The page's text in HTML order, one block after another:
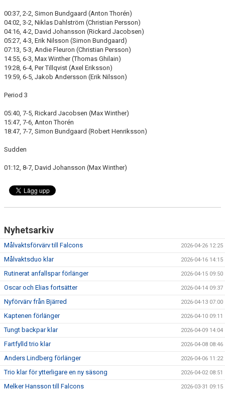
00:37, 2-2, Simon Bundgaard (Anton Thorén)
04:02, 3-2, Niklas Dahlström (Christian Persson)
04:16, 4-2, David Johansson (Rickard Jacobsen)
05:27, 4-3, Erik Nilsson (Simon Bundgaard)
07:13, 5-3, Andie Fleuron (Christian Persson)
14:55, 6-3, Max Winther (Thomas Ghilain)
19:28, 6-4, Per Tillqvist (Axel Eriksson)
19:59, 6-5, Jakob Andersson (Erik Nilsson)
Period 3
05:40, 7-5, Rickard Jacobsen (Max Winther)
15:47, 7-6, Anton Thorén
18:47, 7-7, Simon Bundgaard (Robert Henriksson)
Sudden
01:12, 8-7, David Johansson (Max Winther)
Nyhetsarkiv
Målvaktsförvärv till Falcons 2026-04-26 12:25
Målvaktsduo klar 2026-04-16 14:15
Rutinerat anfallspar förlänger 2026-04-15 09:50
Oscar och Elias fortsätter 2026-04-14 09:37
Nyförvärv från Bjärred 2026-04-13 07:00
Kaptenen förlänger 2026-04-10 09:11
Tungt backpar klar 2026-04-09 14:04
Fartfylld trio klar 2026-04-08 08:46
Anders Lindberg förlänger 2026-04-06 11:22
Trio klar för ytterligare en ny säsong 2026-04-02 08:51
Melker Hansson till Falcons 2026-03-31 09:15